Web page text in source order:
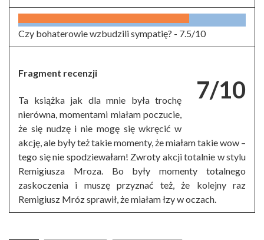
Czy bohaterowie wzbudzili sympatię? - 7.5/10
7/10
Fragment recenzji
Ta książka jak dla mnie była trochę
nierówna, momentami miałam poczucie,
że się nudzę i nie mogę się wkręcić w
akcję, ale były też takie momenty, że miałam takie wow –
tego się nie spodziewałam! Zwroty akcji totalnie w stylu
Remigiusza Mroza. Bo były momenty totalnego
zaskoczenia i muszę przyznać też, że kolejny raz
Remigiusz Mróz sprawił, że miałam łzy w oczach.